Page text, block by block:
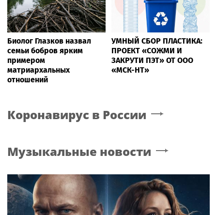
Биолог Глазков назвал
семьи бобров ярким
примером
матриархальных
отношений
УМНЫЙ СБОР ПЛАСТИКА:
ПРОЕКТ «СОЖМИ И
ЗАКРУТИ ПЭТ» ОТ ООО
«МСК-НТ»
Коронавирус в России
Музыкальные новости